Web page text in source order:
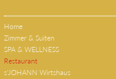
Home
Zimmer & Suiten
SPA & WELLNESS
Restaurant
s'JOHANN Wirtshaus